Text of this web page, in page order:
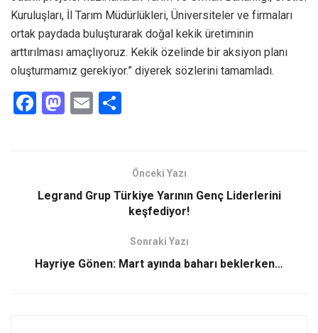
Kuruluşları, İl Tarım Müdürlükleri, Üniversiteler ve firmaları
ortak paydada buluşturarak doğal kekik üretiminin
arttırılması amaçlıyoruz. Kekik özelinde bir aksiyon planı
oluşturmamız gerekiyor.” diyerek sözlerini tamamladı.
F
o
M
d
E
Önceki Yazı
Legrand Grup Türkiye Yarının Genç Liderlerini
keşfediyor!
Sonraki Yazı
Hayriye Gönen: Mart ayında baharı beklerken…